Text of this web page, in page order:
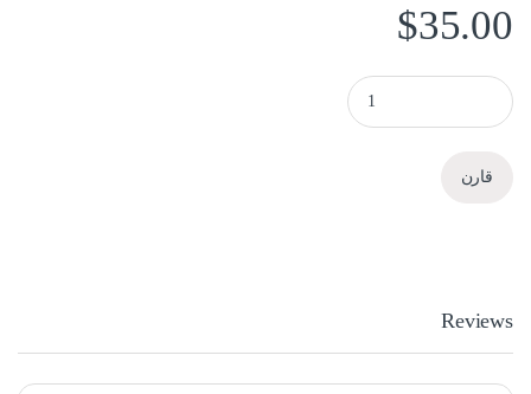
$35.00
خازن ماكسما 850 quantity
قارن
Reviews